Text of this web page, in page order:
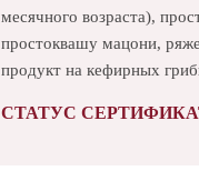
месячного возраста),
простоквашу мацони,
продукт на кефирных
СТАТУС